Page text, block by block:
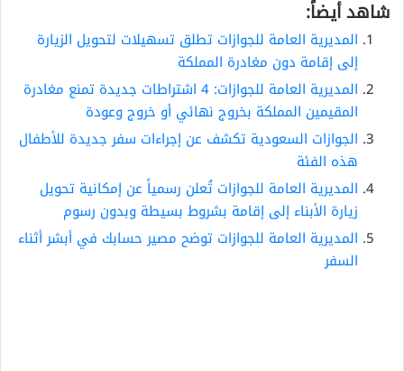
شاهد أيضاً:
المديرية العامة للجوازات تطلق تسهيلات لتحويل الزيارة
إلى إقامة دون مغادرة المملكة
المديرية العامة للجوازات: 4 اشتراطات جديدة تمنع مغادرة
المقيمين المملكة بخروج نهائي أو خروج وعودة
الجوازات السعودية تكشف عن إجراءات سفر جديدة للأطفال
هذه الفئة
المديرية العامة للجوازات تُعلن رسمياً عن إمكانية تحويل
زيارة الأبناء إلى إقامة بشروط بسيطة وبدون رسوم
المديرية العامة للجوازات توضح مصير حسابك في أبشر أثناء
السفر